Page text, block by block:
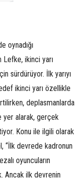
oynadığı
Lefke, ikinci yarı
sürdürüyor. İlk yarıyı
ikinci yarı özellikle
deplasmanlarda
yer alarak, gerçek
Konu ile ilgili olarak
“İlk devrede kadronun
oyuncuların
Ancak ilk devrenin